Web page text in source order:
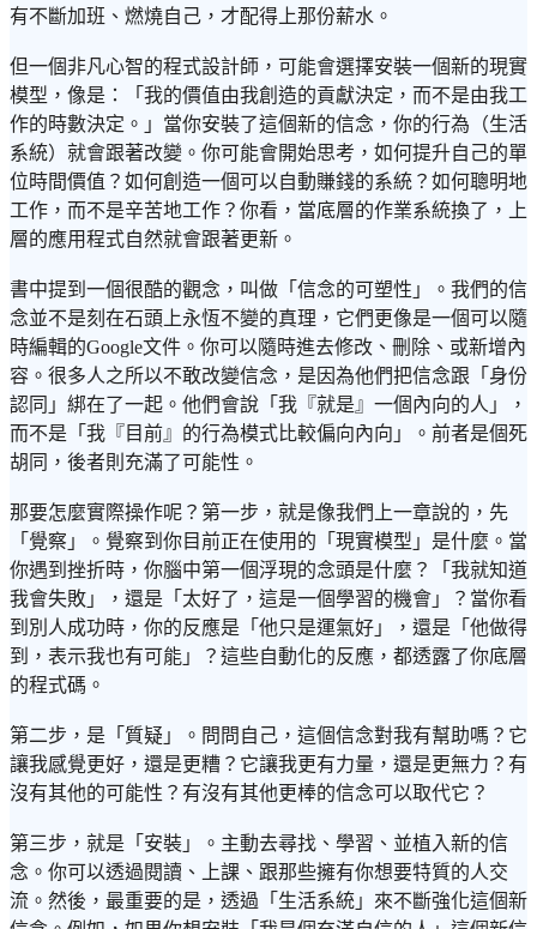
有不斷加班、燃燒自己，才配得上那份薪水。
但一個非凡心智的程式設計師，可能會選擇安裝一個新的現實
模型，像是：「我的價值由我創造的貢獻決定，而不是由我工
作的時數決定。」當你安裝了這個新的信念，你的行為（生活
系統）就會跟著改變。你可能會開始思考，如何提升自己的單
位時間價值？如何創造一個可以自動賺錢的系統？如何聰明地
工作，而不是辛苦地工作？你看，當底層的作業系統換了，上
層的應用程式自然就會跟著更新。
書中提到一個很酷的觀念，叫做「信念的可塑性」。我們的信
念並不是刻在石頭上永恆不變的真理，它們更像是一個可以隨
時編輯的Google文件。你可以隨時進去修改、刪除、或新增內
容。很多人之所以不敢改變信念，是因為他們把信念跟「身份
認同」綁在了一起。他們會說「我『就是』一個內向的人」，
而不是「我『目前』的行為模式比較偏向內向」。前者是個死
胡同，後者則充滿了可能性。
那要怎麼實際操作呢？第一步，就是像我們上一章說的，先
「覺察」。覺察到你目前正在使用的「現實模型」是什麼。當
你遇到挫折時，你腦中第一個浮現的念頭是什麼？「我就知道
我會失敗」，還是「太好了，這是一個學習的機會」？當你看
到別人成功時，你的反應是「他只是運氣好」，還是「他做得
到，表示我也有可能」？這些自動化的反應，都透露了你底層
的程式碼。
第二步，是「質疑」。問問自己，這個信念對我有幫助嗎？它
讓我感覺更好，還是更糟？它讓我更有力量，還是更無力？有
沒有其他的可能性？有沒有其他更棒的信念可以取代它？
第三步，就是「安裝」。主動去尋找、學習、並植入新的信
念。你可以透過閱讀、上課、跟那些擁有你想要特質的人交
流。然後，最重要的是，透過「生活系統」來不斷強化這個新